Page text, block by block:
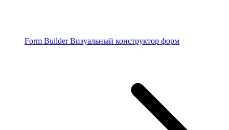
Form Builder Визуальный конструктор форм